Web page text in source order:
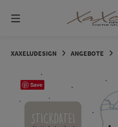
zum
Inhalt
XAXELUDESIGN ANGEBOTE
Save